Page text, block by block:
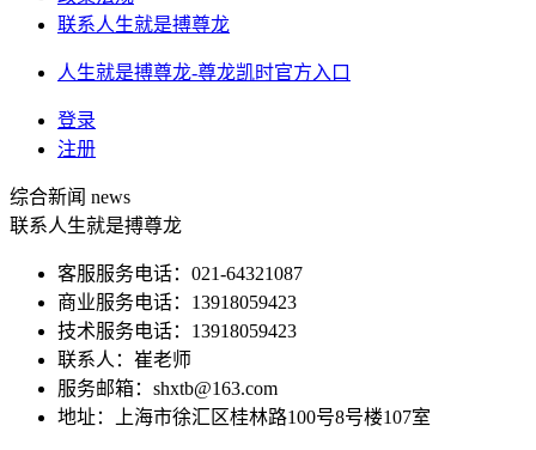
联系人生就是搏尊龙
人生就是搏尊龙-尊龙凯时官方入口
登录
注册
综合新闻 news
联系人生就是搏尊龙
客服服务电话：021-64321087
商业服务电话：13918059423
技术服务电话：13918059423
联系人：崔老师
服务邮箱： shxtb@163.com
地址：上海市徐汇区桂林路100号8号楼107室